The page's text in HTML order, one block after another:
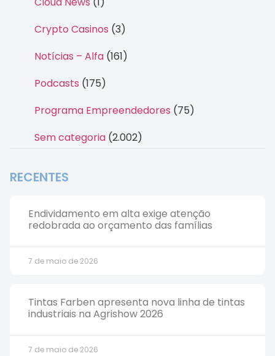
Crypto Casinos (3)
Notícias – Alfa (161)
Podcasts (175)
Programa Empreendedores (75)
Sem categoria (2.002)
RECENTES
Endividamento em alta exige atenção
redobrada ao orçamento das famílias
7 de maio de 2026
Tintas Farben apresenta nova linha de tintas
industriais na Agrishow 2026
7 de maio de 2026